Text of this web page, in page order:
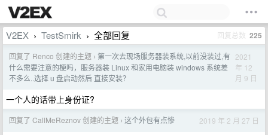
V2EX › TestSmirk › 全部回复 回复总数 225
回复了 Renco 创建的主题 › 第一次去现场服务器装系统,以前没装过,有
什么需要注意的梗吗，服务器装 Linux 和家用电脑装 windows 系统差
不多么..选择 u 盘启动然后 直接安装？
2021
年 12
月 9 日
一个人的话带上身份证?
回复了 CallMeReznov 创建的主题 › 这个外包有点惨 2019 年 2 月 27 日